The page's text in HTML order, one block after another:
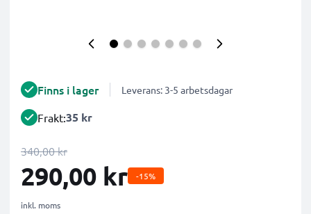
Finns i lager Leverans: 3-5 arbetsdagar
Frakt:35 kr
340,00 kr
290,00 kr -15%
inkl. moms